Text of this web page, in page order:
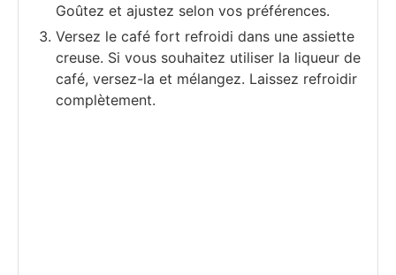
Goûtez et ajustez selon vos préférences.
Versez le café fort refroidi dans une assiette
creuse. Si vous souhaitez utiliser la liqueur de
café, versez-la et mélangez. Laissez refroidir
complètement.